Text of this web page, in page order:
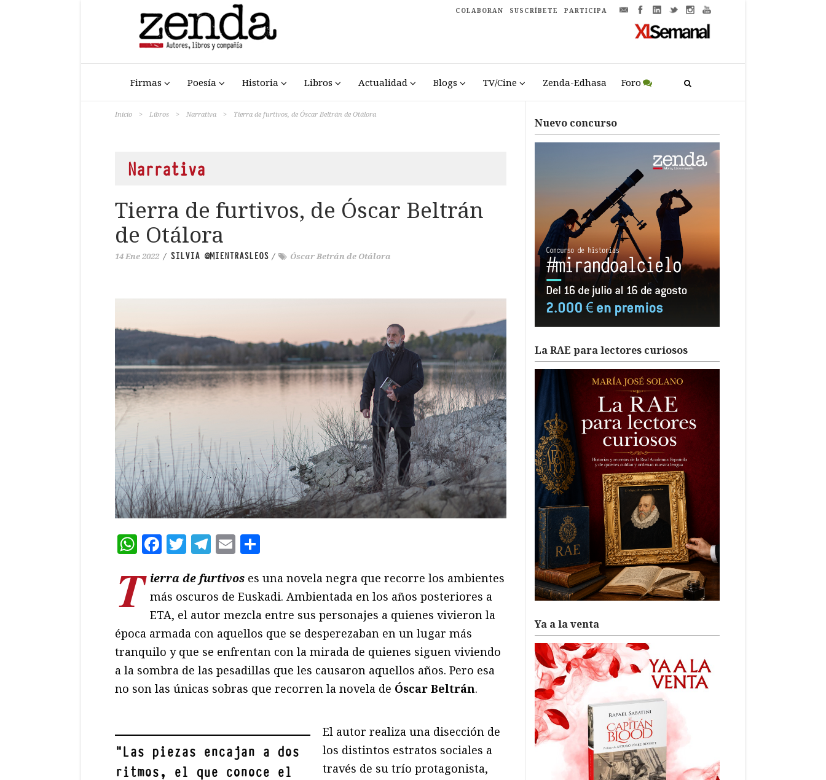
COLABORAN SUSCRÍBETE PARTICIPA
Firmas Poesía Historia Libros Actualidad Blogs TV/Cine Zenda-Edhasa Foro
Inicio > Libros > Narrativa > Tierra de furtivos, de Óscar Beltrán de Otálora
Narrativa
Tierra de furtivos, de Óscar Beltrán
de Otálora
14 Ene 2022 / SILVIA @MIENTRASLEOS / Óscar Betrán de Otálora
WhatsApp
Facebook
Twitter
Telegram
Email
T ierra de furtivos es una novela negra que recorre los ambientes
más oscuros de Euskadi. Ambientada en los años posteriores a
ETA, el autor mezcla entre sus personajes a quienes vivieron la
época armada con aquellos que se desperezaban en un lugar más
tranquilo y que se enfrentan con la mirada de quienes siguen viviendo
a la sombra de las pesadillas que les causaron aquellos años. Pero esa
no son las únicas sobras que recorren la novela de Óscar Beltrán.
"Las piezas encajan a dos
ritmos, el que conoce el
El autor realiza una disección de
los distintos estratos sociales a
través de su trío protagonista,
Nuevo concurso
La RAE para lectores curiosos
Ya a la venta